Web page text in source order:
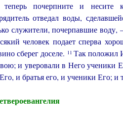
почерпните и несите
отведал воды,
служители, почерпавшие воду,
человек подает сперва
сберег доселе. 11Так положил
и уверовали в Него ученики
и братья его, и ученики Его;